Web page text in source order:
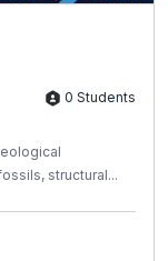
0 Students
structural...